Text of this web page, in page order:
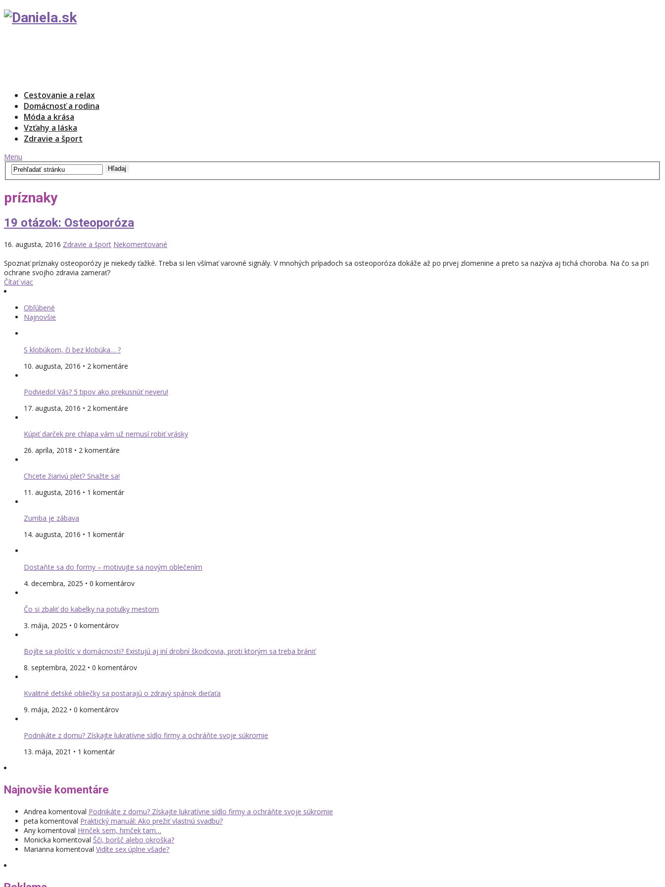
Cestovanie a relax
Domácnosť a rodina
Móda a krása
Vzťahy a láska
Zdravie a šport
Menu
príznaky
19 otázok: Osteoporóza
16. augusta, 2016 Zdravie a šport Nekomentované
Spoznať príznaky osteoporózy je niekedy ťažké. Treba si len všímať varovné signály. V mnohých prípadoch sa osteoporóza dokáže až po prvej zlomenine a preto sa nazýva aj tichá choroba. Na čo sa pri
ochrane svojho zdravia zamerať?
Čítať viac
Obľúbené
Najnovšie
S klobúkom, či bez klobúka… ?
10. augusta, 2016 • 2 komentáre
Podviedol Vás? 5 tipov ako prekusnúť neveru!
17. augusta, 2016 • 2 komentáre
Kúpiť darček pre chlapa vám už nemusí robiť vrásky
26. apríla, 2018 • 2 komentáre
Chcete žiarivú pleť? Snažte sa!
11. augusta, 2016 • 1 komentár
Zumba je zábava
14. augusta, 2016 • 1 komentár
Dostaňte sa do formy – motivujte sa novým oblečením
4. decembra, 2025 • 0 komentárov
Čo si zbaliť do kabelky na potulky mestom
3. mája, 2025 • 0 komentárov
Bojíte sa ploštíc v domácnosti? Existujú aj iní drobní škodcovia, proti ktorým sa treba brániť
8. septembra, 2022 • 0 komentárov
Kvalitné detské obliečky sa postarajú o zdravý spánok dieťaťa
9. mája, 2022 • 0 komentárov
Podnikáte z domu? Získajte lukratívne sídlo firmy a ochráňte svoje súkromie
13. mája, 2021 • 1 komentár
Najnovšie komentáre
Andrea komentoval Podnikáte z domu? Získajte lukratívne sídlo firmy a ochráňte svoje súkromie
peta komentoval Praktický manuál: Ako prežiť vlastnú svadbu?
Any komentoval Hrnček sem, hrnček tam…
Monicka komentoval Šči, boršč alebo okroška?
Marianna komentoval Vidíte sex úplne všade?